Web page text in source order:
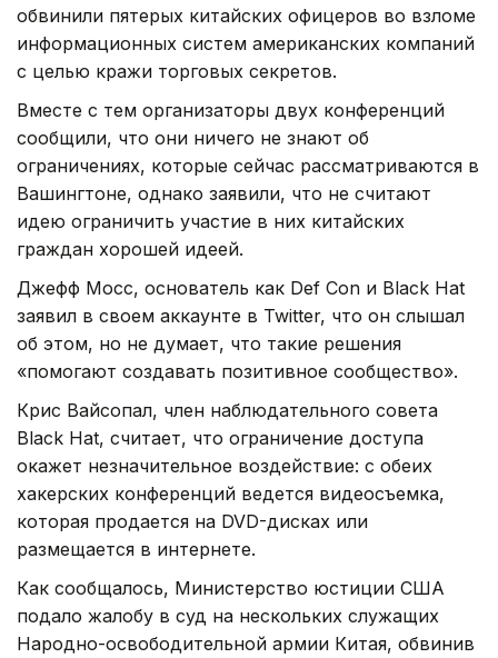
обвинили пятерых китайских офицеров во взломе
информационных систем американских компаний
с целью кражи торговых секретов.
Вместе с тем организаторы двух конференций
сообщили, что они ничего не знают об
ограничениях, которые сейчас рассматриваются в
Вашингтоне, однако заявили, что не считают
идею ограничить участие в них китайских
граждан хорошей идеей.
Джефф Мосс, основатель как Def Con и Black Hat
заявил в своем аккаунте в Twitter, что он слышал
об этом, но не думает, что такие решения
«помогают создавать позитивное сообщество».
Крис Вайсопал, член наблюдательного совета
Black Hat, считает, что ограничение доступа
окажет незначительное воздействие: с обеих
хакерских конференций ведется видеосъемка,
которая продается на DVD-дисках или
размещается в интернете.
Как сообщалось, Министерство юстиции США
подало жалобу в суд на нескольких служащих
Народно-освободительной армии Китая, обвинив